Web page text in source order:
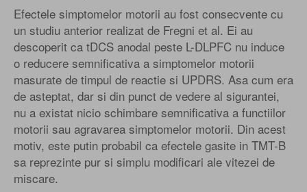
Efectele simptomelor motorii au fost consecvente cu
un studiu anterior realizat de Fregni et al. Ei au
descoperit ca tDCS anodal peste L-DLPFC nu induce
o reducere semnificativa a simptomelor motorii
masurate de timpul de reactie si UPDRS. Asa cum era
de asteptat, dar si din punct de vedere al sigurantei,
nu a existat nicio schimbare semnificativa a functiilor
motorii sau agravarea simptomelor motorii. Din acest
motiv, este putin probabil ca efectele gasite in TMT-B
sa reprezinte pur si simplu modificari ale vitezei de
miscare.